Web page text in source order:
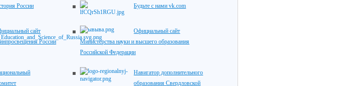
России Будьте с нами vk.com
сайт
России
Официальный сайт
Министерства науки и высшего образования
Российской Федерации
Навигатор дополнительного
образования Свердловской